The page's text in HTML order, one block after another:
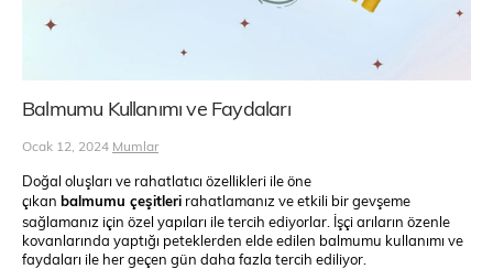
Balmumu Kullanımı ve Faydaları
Ocak 12, 2024 Mumlar
Doğal oluşları ve rahatlatıcı özellikleri ile öne
çıkan balmumu çeşitleri rahatlamanız ve etkili bir gevşeme
sağlamanız için özel yapıları ile tercih ediyorlar. İşçi arıların özenle
kovanlarında yaptığı peteklerden elde edilen balmumu kullanımı ve
faydaları ile her geçen gün daha fazla tercih ediliyor.